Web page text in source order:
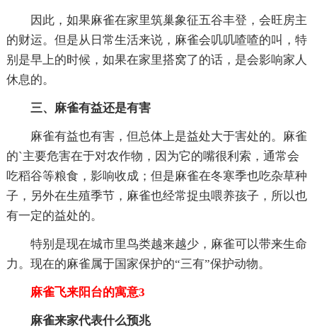
因此，如果麻雀在家里筑巢象征五谷丰登，会旺房主
的财运。但是从日常生活来说，麻雀会叽叽喳喳的叫，特
别是早上的时候，如果在家里搭窝了的话，是会影响家人
休息的。
三、麻雀有益还是有害
麻雀有益也有害，但总体上是益处大于害处的。麻雀
的`主要危害在于对农作物，因为它的嘴很利索，通常会
吃稻谷等粮食，影响收成；但是麻雀在冬寒季也吃杂草种
子，另外在生殖季节，麻雀也经常捉虫喂养孩子，所以也
有一定的益处的。
特别是现在城市里鸟类越来越少，麻雀可以带来生命
力。现在的麻雀属于国家保护的“三有”保护动物。
麻雀飞来阳台的寓意3
麻雀来家代表什么预兆